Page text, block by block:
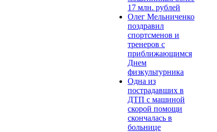
17 млн. рублей
Олег Мельниченко
поздравил
спортсменов и
тренеров с
приближающимся
Днем
физкультурника
Одна из
пострадавших в
ДТП с машиной
скорой помощи
скончалась в
больнице